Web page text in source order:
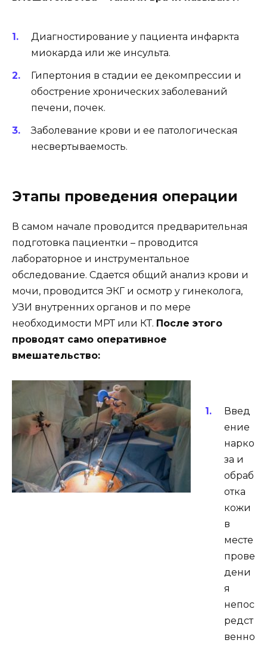
Диагностирование у пациента инфаркта
миокарда или же инсульта.
Гипертония в стадии ее декомпрессии и
обострение хронических заболеваний
печени, почек.
Заболевание крови и ее патологическая
несвертываемость.
Этапы проведения операции
В самом начале проводится предварительная
подготовка пациентки – проводится
лабораторное и инструментальное
обследование. Сдается общий анализ крови и
мочи, проводится ЭКГ и осмотр у гинеколога,
УЗИ внутренних органов и по мере
необходимости МРТ или КТ. После этого
проводят само оперативное
вмешательство:
Введ
ение
нарко
за и
обраб
отка
кожи
в
месте
прове
дени
я
непос
редст
венно